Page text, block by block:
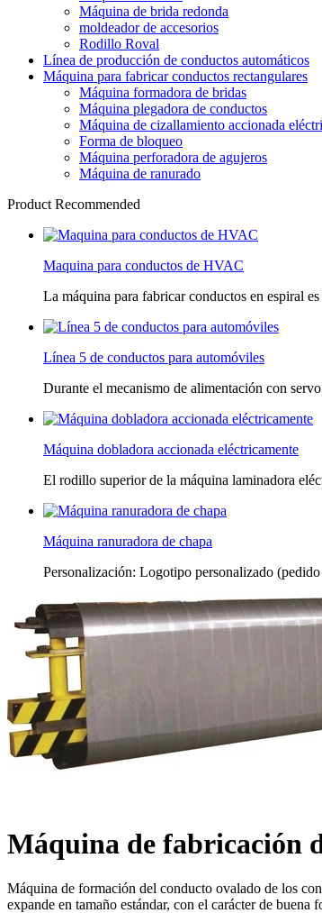
Máquina de brida redonda
moldeador de accesorios
Rodillo Roval
Línea de producción de conductos automáticos
Máquina para fabricar conductos rectangulares
Máquina formadora de bridas
Máquina plegadora de conductos
Máquina de cizallamiento accionada
Forma de bloqueo
Máquina perforadora de agujeros
Máquina de ranurado
Product Recommended
Maquina para conductos de HVAC
La máquina para fabricar conductos en espiral es
Línea 5 de conductos para automóviles
Durante el mecanismo de alimentación con
Máquina dobladora accionada eléctricamente
El rodillo superior de la máquina laminadora
Máquina ranuradora de chapa
Personalización: Logotipo personalizado
Máquina de fabricación
Máquina de formación del conducto ovalado de los
expande en tamaño estándar, con el carácter de